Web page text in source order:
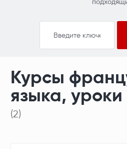
Курсы
языка, уроки
(2)